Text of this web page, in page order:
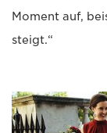
Moment auf,
steigt.“